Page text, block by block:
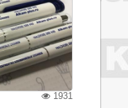
1931